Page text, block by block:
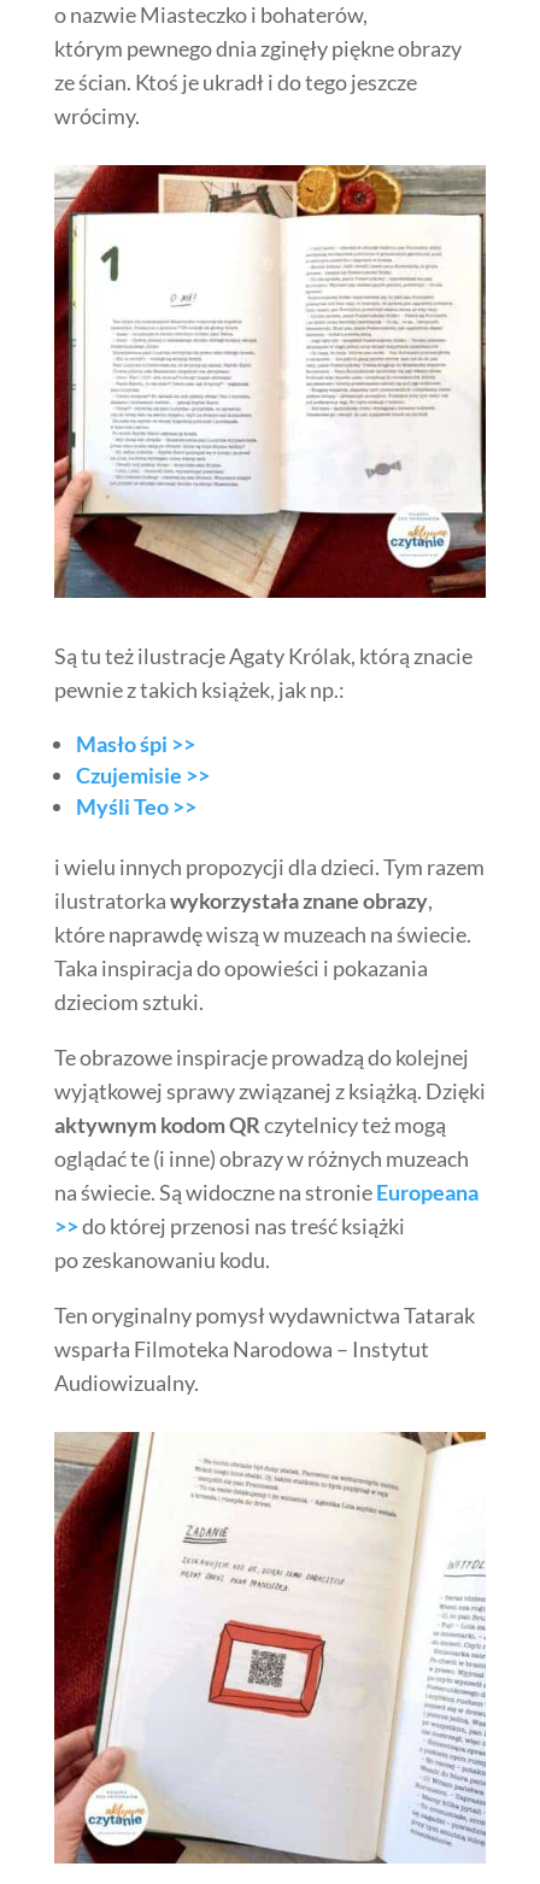
o nazwie Miasteczko i bohaterów,
którym pewnego dnia zginęły piękne obrazy
ze ścian. Ktoś je ukradł i do tego jeszcze
wrócimy.
Są tu też ilustracje Agaty Królak, którą znacie
pewnie z takich książek, jak np.:
Masło śpi >>
Czujemisie >>
Myśli Teo >>
i wielu innych propozycji dla dzieci. Tym razem
ilustratorkawykorzystała znane obrazy,
które naprawdę wiszą w muzeach na świecie.
Taka inspiracja do opowieści i pokazania
dzieciom sztuki.
Te obrazowe inspiracje prowadzą do kolejnej
wyjątkowej sprawy związanej z książką. Dzięki
aktywnym kodom QRczytelnicy też mogą
oglądać te (i inne) obrazy w różnych muzeach
na świecie. Są widoczne na stronieEuropeana
>>do której przenosi nas treść książki
po zeskanowaniu kodu.
Ten oryginalny pomysł wydawnictwa Tatarak
wsparła Filmoteka Narodowa – Instytut
Audiowizualny.